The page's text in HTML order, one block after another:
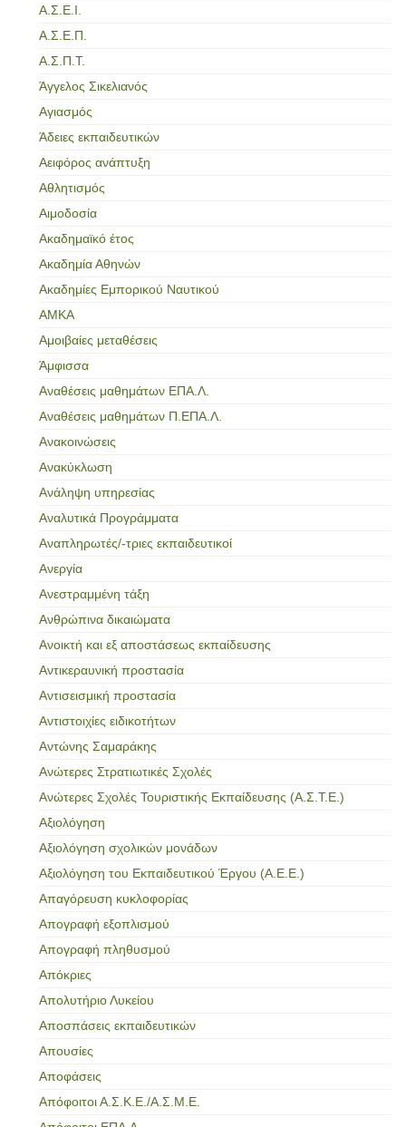
Α.Σ.Ε.Ι.
Α.Σ.Ε.Π.
Α.Σ.Π.Τ.
Άγγελος Σικελιανός
Αγιασμός
Άδειες εκπαιδευτικών
Αειφόρος ανάπτυξη
Αθλητισμός
Αιμοδοσία
Ακαδημαϊκό έτος
Ακαδημία Αθηνών
Ακαδημίες Εμπορικού Ναυτικού
ΑΜΚΑ
Αμοιβαίες μεταθέσεις
Άμφισσα
Αναθέσεις μαθημάτων ΕΠΑ.Λ.
Αναθέσεις μαθημάτων Π.ΕΠΑ.Λ.
Ανακοινώσεις
Ανακύκλωση
Ανάληψη υπηρεσίας
Αναλυτικά Προγράμματα
Αναπληρωτές/-τριες εκπαιδευτικοί
Ανεργία
Ανεστραμμένη τάξη
Ανθρώπινα δικαιώματα
Ανοικτή και εξ αποστάσεως εκπαίδευσης
Αντικεραυνική προστασία
Αντισεισμική προστασία
Αντιστοιχίες ειδικοτήτων
Αντώνης Σαμαράκης
Ανώτερες Στρατιωτικές Σχολές
Ανώτερες Σχολές Τουριστικής Εκπαίδευσης (Α.Σ.Τ.Ε.)
Αξιολόγηση
Αξιολόγηση σχολικών μονάδων
Αξιολόγηση του Εκπαιδευτικού Έργου (Α.Ε.Ε.)
Απαγόρευση κυκλοφορίας
Απογραφή εξοπλισμού
Απογραφή πληθυσμού
Απόκριες
Απολυτήριο Λυκείου
Αποσπάσεις εκπαιδευτικών
Απουσίες
Αποφάσεις
Απόφοιτοι Α.Σ.Κ.Ε./Α.Σ.Μ.Ε.